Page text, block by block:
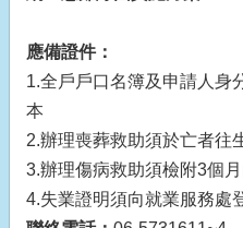
應備證件：
1.全戶戶口名簿及申請人身
本
2.辦理喪葬救助須於亡者往
3.辦理傷病救助須檢附3個月
4.失業證明須向就業服務處